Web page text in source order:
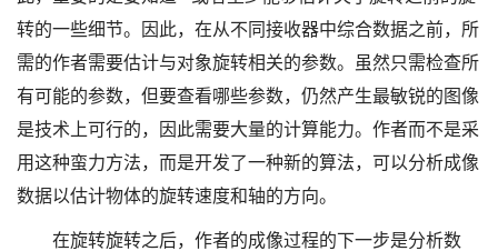
转的一些细节。因此，在从不同接收器中综合数据之前，所
需的作者需要估计与对象旋转相关的参数。虽然只需检查所
有可能的参数，但要查看哪些参数，仍然产生最敏锐的图像
是技术上可行的，因此需要大量的计算能力。作者而不是采
用这种蛮力方法，而是开发了一种新的算法，可以分析成像
数据以估计物体的旋转速度和轴的方向。
在旋转旋转之后，作者的成像过程的下一步是分析数